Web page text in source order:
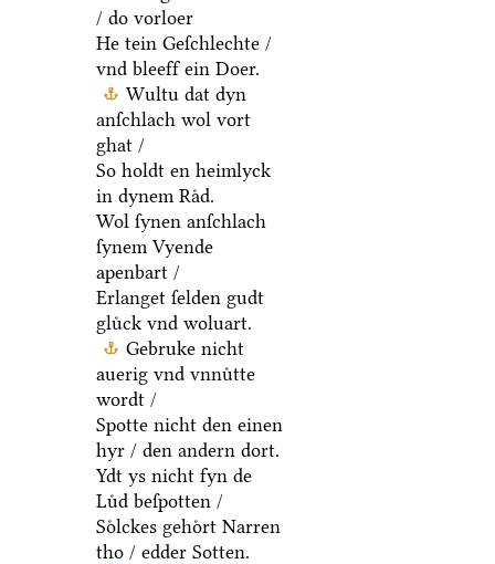
/ do vorloer
He tein Geſchlechte /
vnd bleeff ein Doer.
Wultu dat dyn
anſchlach wol vort
ghat /
So holdt en heimlyck
in dynem Raͤd.
Wol ſynen anſchlach
ſynem Vyende
apenbart /
Erlanget ſelden gudt
gluͤck vnd woluart.
Gebruke nicht
auerig vnd vnnuͤtte
wordt /
Spotte nicht den einen
hyr / den andern dort.
Ydt ys nicht fyn de
Luͤd beſpotten /
Soͤlckes gehoͤrt Narren
tho / edder Sotten.